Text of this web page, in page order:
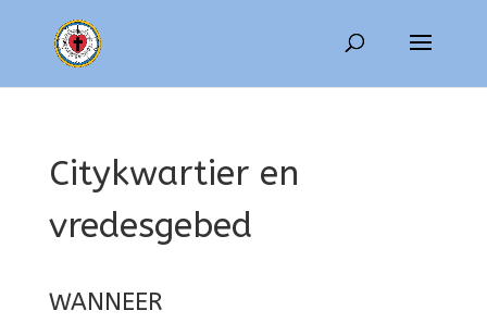
Citykwartier en
vredesgebed
WANNEER